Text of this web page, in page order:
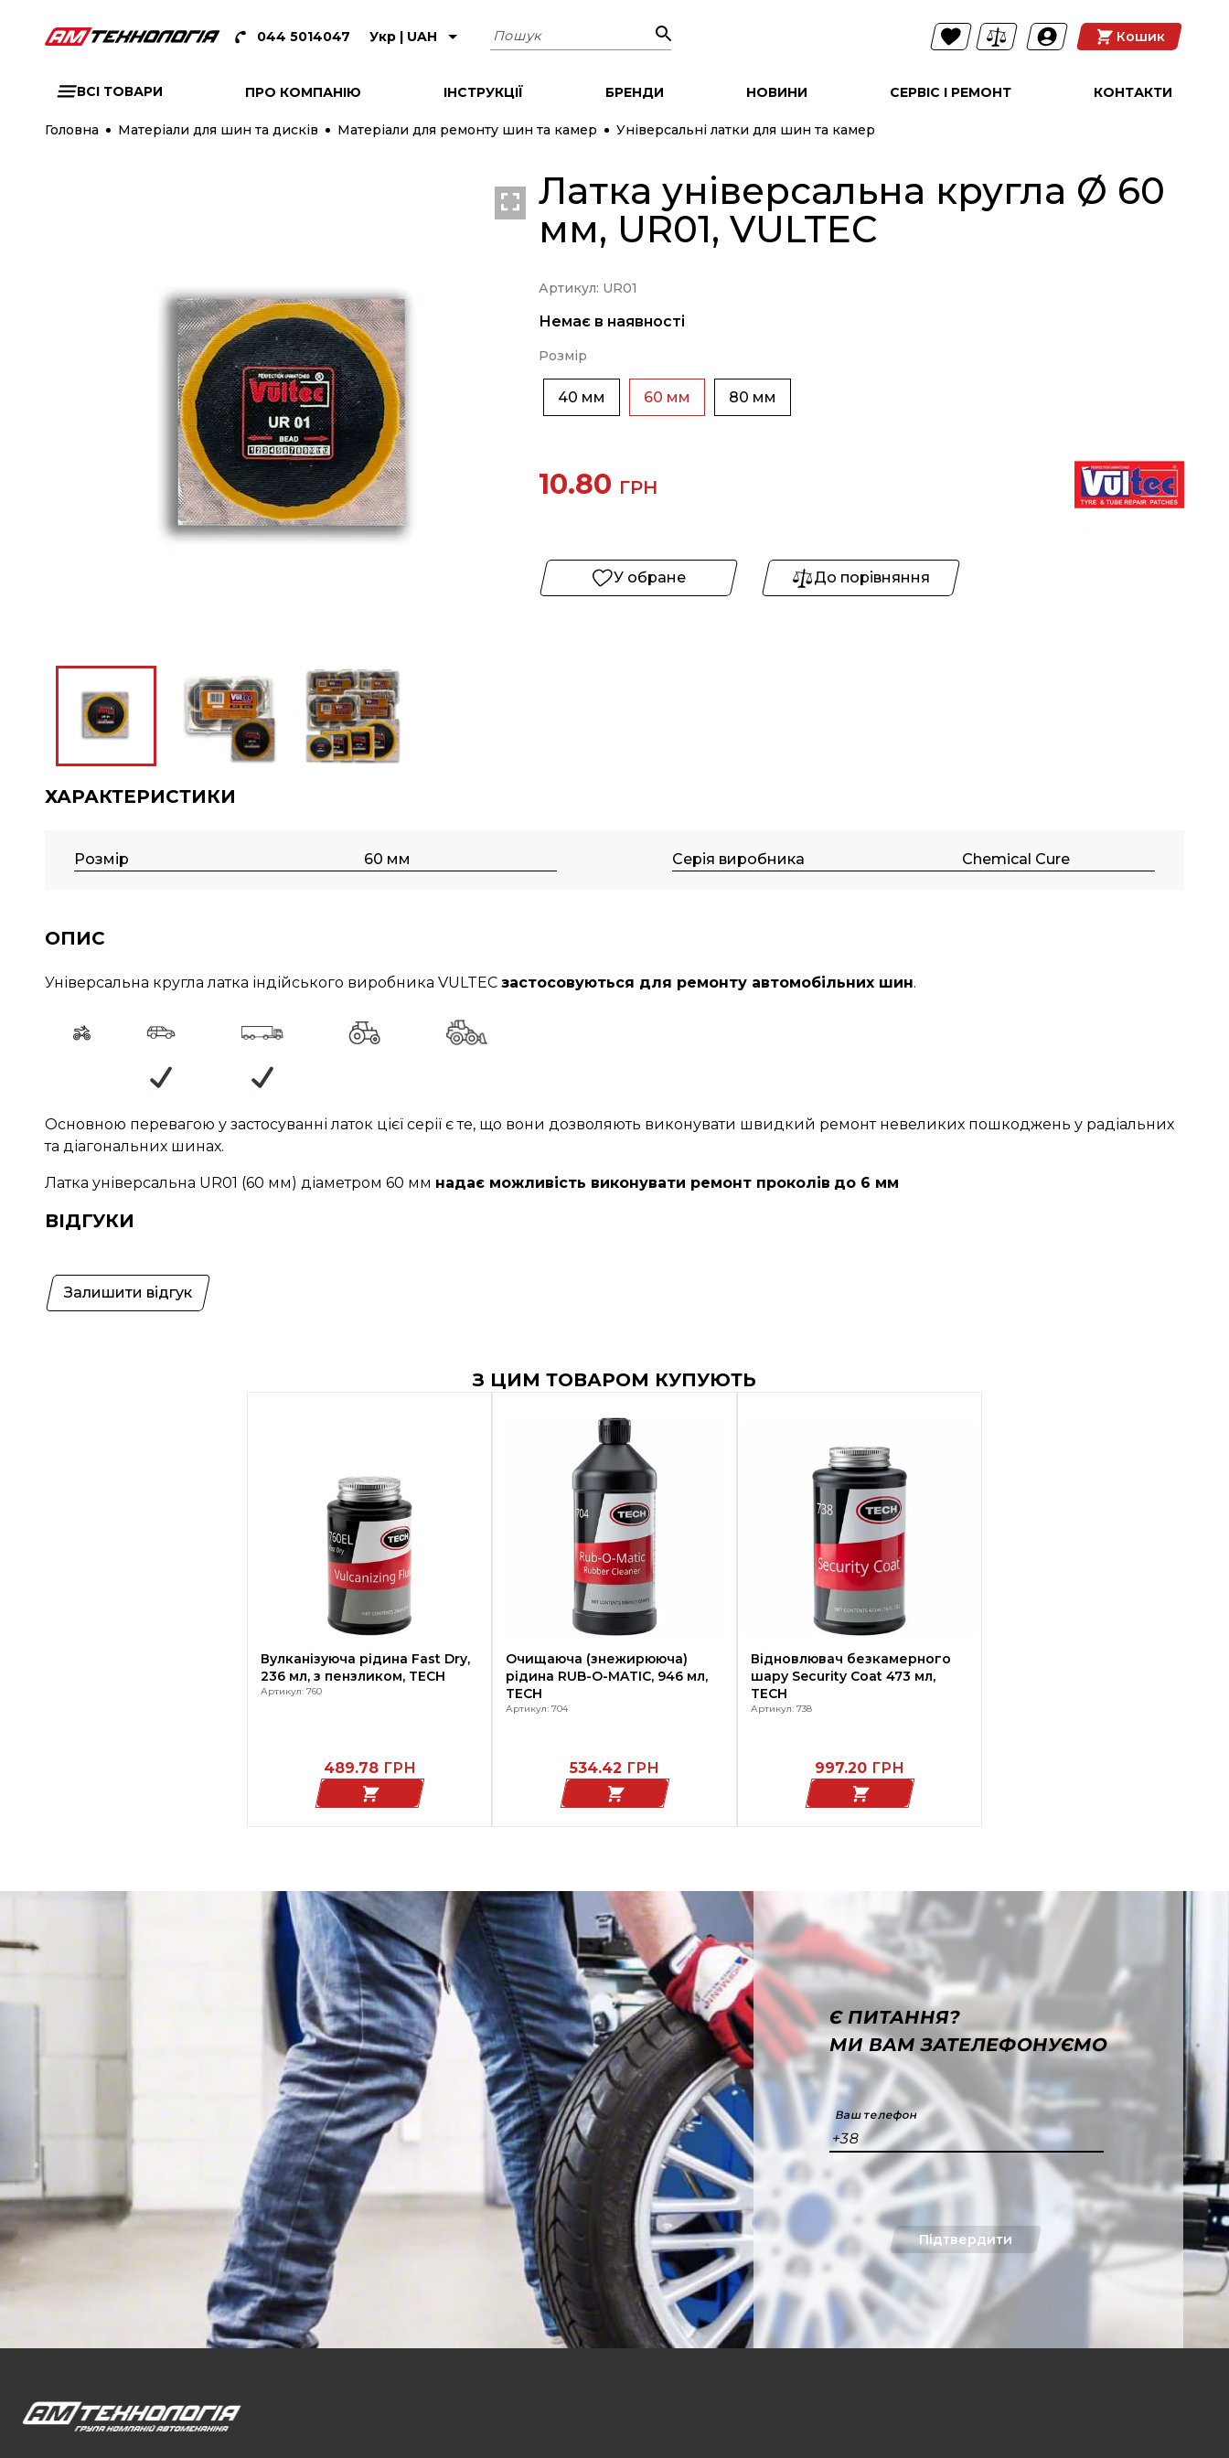
044 5014047 Укр | UAH Пошук Кошик
ВСІ ТОВАРИ ПРО КОМПАНІЮ ІНСТРУКЦІЇ БРЕНДИ НОВИНИ СЕРВІС І РЕМОНТ КОНТАКТИ
Головна Матеріали для шин та дисків Матеріали для ремонту шин та камер Універсальні латки для шин та камер
Латка універсальна кругла Ø 60
мм, UR01, VULTEC
Артикул: UR01
Немає в наявності
Розмір
40 мм 60 мм 80 мм
10.80 ГРН
У обране До порівняння
ХАРАКТЕРИСТИКИ
Розмір 60 мм Серія виробника Chemical Cure
ОПИС
Універсальна кругла латка індійського виробника VULTEC застосовуються для ремонту автомобільних шин.
Основною перевагою у застосуванні латок цієї серії є те, що вони дозволяють виконувати швидкий ремонт невеликих пошкоджень у радіальних
та діагональних шинах.
Латка універсальна UR01 (60 мм) діаметром 60 мм надає можливість виконувати ремонт проколів до 6 мм
ВІДГУКИ
Залишити відгук
З ЦИМ ТОВАРОМ КУПУЮТЬ
Вулканізуюча рідина Fast Dry,
236 мл, з пензликом, TECH
Артикул: 760
489.78 ГРН
Очищаюча (знежирююча)
рідина RUB-O-MATIC, 946 мл,
TECH
Артикул: 704
534.42 ГРН
Відновлювач безкамерного
шару Security Coat 473 мл,
TECH
Артикул: 738
997.20 ГРН
Є ПИТАННЯ?
МИ ВАМ ЗАТЕЛЕФОНУЄМО
Ваш телефон
+38
Підтвердити